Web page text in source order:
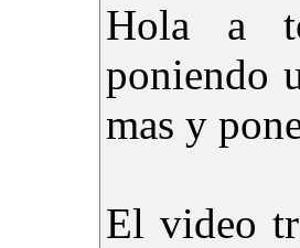
Hola a
poniendo
mas y
El video